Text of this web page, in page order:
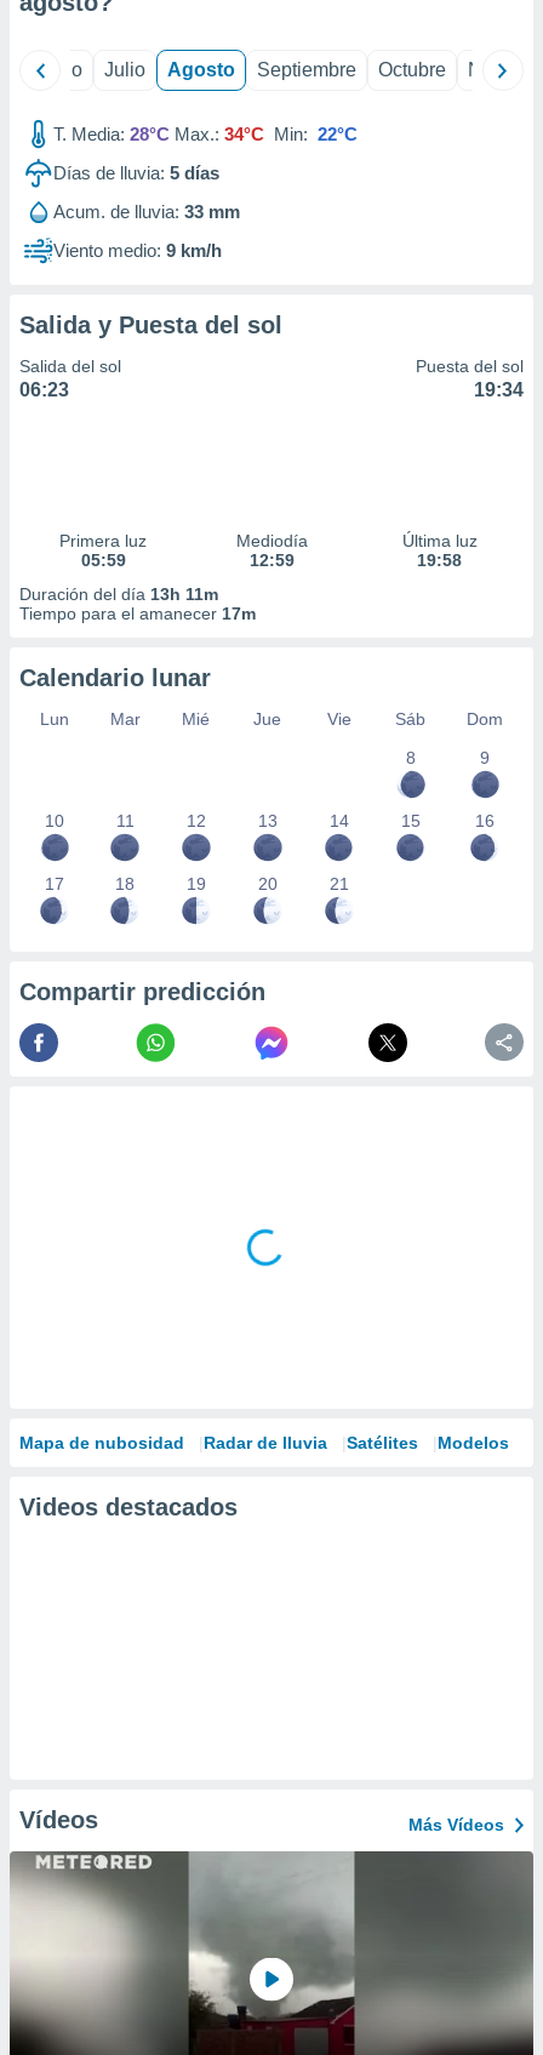
mediante
publicidad
publicidad
1199
Junio Julio Agosto Septiembre Octubre
T. Media: 28°C Max.: 34°C Min: 22°C
Días de lluvia: 5 días
Acum. de lluvia: 33 mm
Viento medio: 9 km/h
Salida y Puesta del sol
Salida del sol
06:23
Puesta del sol
19:34
Primera luz
05:59
Mediodía
12:59
Última luz
19:58
Duración del día 13h 11m
Tiempo para el amanecer 17m
Calendario lunar
Lun Mar Mié Jue Vie Sáb
Dom
8
9
10 11 12 13 14 15 16
17 18 19 20 21
Compartir predicción
Mapa de nubosidad Radar de lluvia Satélites Modelos
Videos destacados
Vídeos Más Vídeos